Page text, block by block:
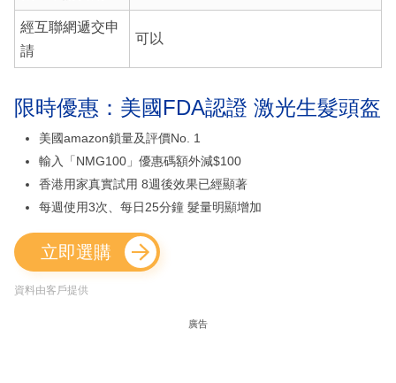
經互聯網遞交申
請
可以
限時優惠：美國FDA認證 激光生髮頭盔
美國amazon鎖量及評價No. 1
輸入「NMG100」優惠碼額外減$100
香港用家真實試用 8週後效果已經顯著
每週使用3次、每日25分鐘 髮量明顯增加
立即選購
資料由客戶提供
廣告